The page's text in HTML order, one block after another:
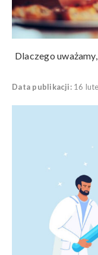
Dlaczego
Data publikacji: 16